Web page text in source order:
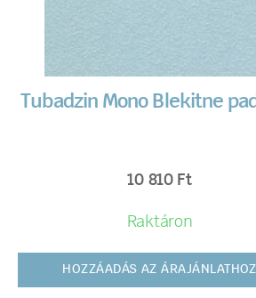
Tubadzin Mono Blekitne
10 810 Ft
Raktáron
HOZZÁADÁS AZ ÁRAJÁNLATHOZ